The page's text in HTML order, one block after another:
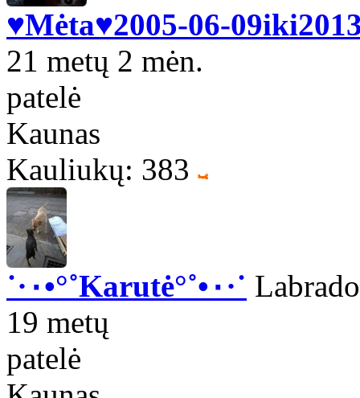
♥Mėta♥2005-06-
21 metų 2 mėn.
patelė
Kaunas
Kauliukų: 383
˙·٠•°˚Karutė°˚•٠·˙
19 metų
patelė